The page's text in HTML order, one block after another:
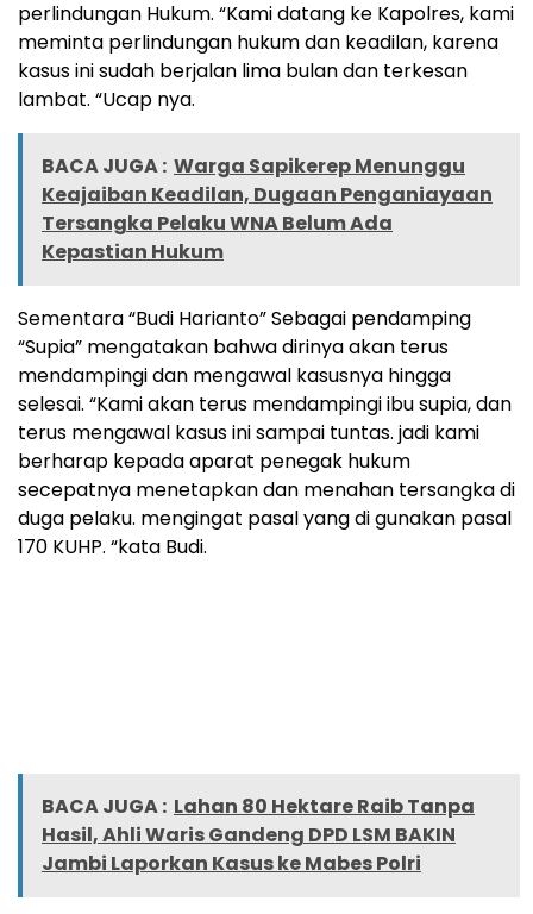
perlindungan Hukum. “Kami datang ke Kapolres, kami
meminta perlindungan hukum dan keadilan, karena
kasus ini sudah berjalan lima bulan dan terkesan
lambat. “Ucap nya.
BACA JUGA : Warga Sapikerep Menunggu
Keajaiban Keadilan, Dugaan Penganiayaan
Tersangka Pelaku WNA Belum Ada
Kepastian Hukum
Sementara “Budi Harianto” Sebagai pendamping
“Supia” mengatakan bahwa dirinya akan terus
mendampingi dan mengawal kasusnya hingga
selesai. “Kami akan terus mendampingi ibu supia, dan
terus mengawal kasus ini sampai tuntas. jadi kami
berharap kepada aparat penegak hukum
secepatnya menetapkan dan menahan tersangka di
duga pelaku. mengingat pasal yang di gunakan pasal
170 KUHP. “kata Budi.
BACA JUGA : Lahan 80 Hektare Raib Tanpa
Hasil, Ahli Waris Gandeng DPD LSM BAKIN
Jambi Laporkan Kasus ke Mabes Polri